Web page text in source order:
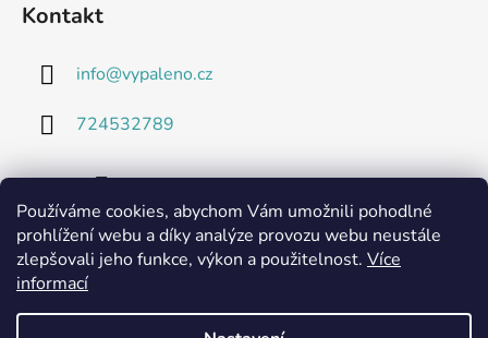
Používáme cookies, abychom Vám umožnili pohodlné
prohlížení webu a díky analýze provozu webu neustále
zlepšovali jeho funkce, výkon a použitelnost. Více
informací
Kontakt
info@vypaleno.cz
724532789
Technické listy a informace o použitých materiálech